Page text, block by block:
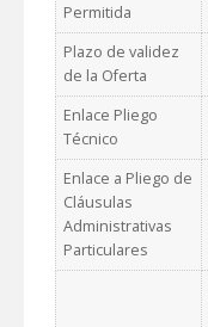
Permitida
Plazo de validez
de la Oferta
Enlace Pliego
Técnico
Enlace a Pliego de
Cláusulas
Administrativas
Particulares